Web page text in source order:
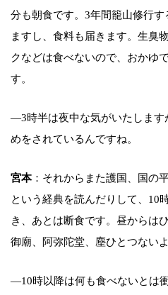
分も朝食です。3年間籠山修行
ますし、食料も届きます。生臭
クなどは食べないので、おかゆ
す。
―3時半は夜中な気がいたしま
めをされているんですね。
宮本：それからまた護国、国の
という経典を読んだりして、10
き、あとは断食です。昼からは
御廟、阿弥陀堂、塵ひとつない
―10時以降は何も食べないとは